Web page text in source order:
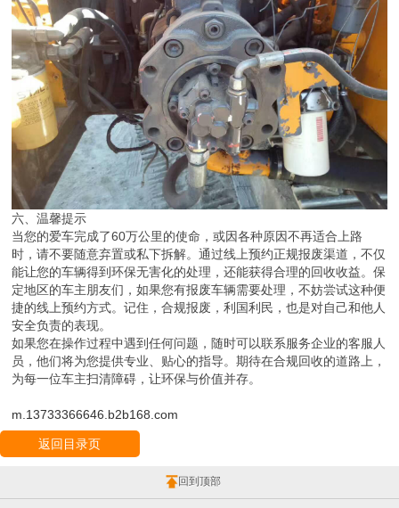
六、温馨提示
当您的爱车完成了60万公里的使命，或因各种原因不再适合上路
时，请不要随意弃置或私下拆解。通过线上预约正规报废渠道，不仅
能让您的车辆得到环保无害化的处理，还能获得合理的回收收益。保
定地区的车主朋友们，如果您有报废车辆需要处理，不妨尝试这种便
捷的线上预约方式。记住，合规报废，利国利民，也是对自己和他人
安全负责的表现。
如果您在操作过程中遇到任何问题，随时可以联系服务企业的客服人
员，他们将为您提供专业、贴心的指导。期待在合规回收的道路上，
为每一位车主扫清障碍，让环保与价值并存。
m.13733366646.b2b168.com
返回目录页
回到顶部